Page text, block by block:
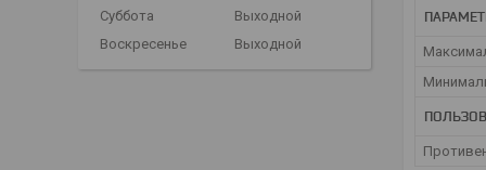
Суббота
Выходной
Воскресенье
Выходной